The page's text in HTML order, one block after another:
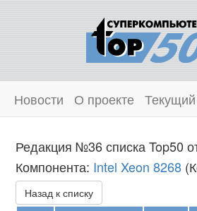
Новости О проекте Текущий
Редакция №36 списка Top50
Компонента: Intel Xeon 8268
Назад к списку